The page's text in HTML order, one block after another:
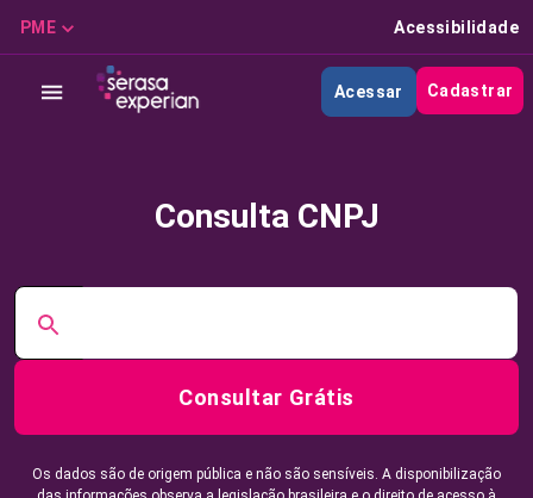
PME Acessibilidade
Acessar Cadastrar
Consulta CNPJ
Consultar Grátis
Os dados são de origem pública e não são sensíveis. A disponibilização